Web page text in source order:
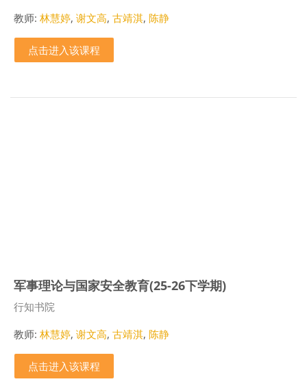
教师: 林慧婷, 谢文高, 古靖淇, 陈静
点击进入该课程
军事理论与国家安全教育(25-26下学期)
课程类别
行知书院
教师: 林慧婷, 谢文高, 古靖淇, 陈静
点击进入该课程